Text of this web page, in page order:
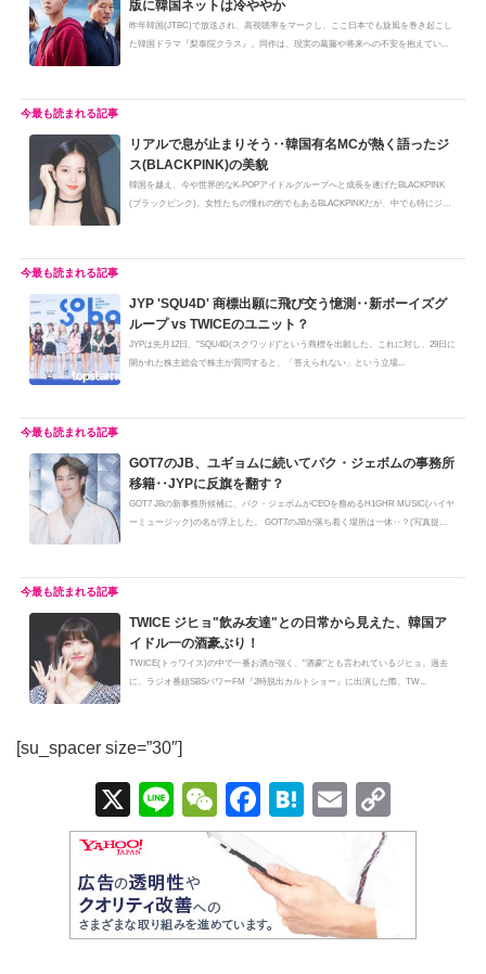
版に韓国ネットは冷ややか
昨年韓国(JTBC)で放送され、高視聴率をマークし、ここ日本でも旋風を巻き起こし
た韓国ドラマ『梨泰院クラス』。同作は、現実の葛藤や将来への不安を抱えてい...
リアルで息が止まりそう‥韓国有名MCが熱く語ったジ
ス(BLACKPINK)の美貌
韓国を越え、今や世界的なK-POPアイドルグループへと成長を遂げたBLACKPINK
(ブラックピンク)。女性たちの憧れの的でもあるBLACKPINKだが、中でも特にジス
JYP 'SQU4D' 商標出願に飛び交う憶測‥新ボーイズグ
ループ vs TWICEのユニット？
JYPは先月12日、"SQU4D(スクワッド)"という商標を出願した。これに対し、29日に
開かれた株主総会で株主が質問すると、「答えられない」という立場...
GOT7のJB、ユギョムに続いてパク・ジェボムの事務所
移籍‥JYPに反旗を翻す？
GOT7 JBの新事務所候補に、パク・ジェボムがCEOを務めるH1GHR MUSIC(ハイヤ
ーミュージック)の名が浮上した。 GOT7のJBが落ち着く場所は一体‥？(写真提
TWICE ジヒョ"飲み友達"との日常から見えた、韓国ア
イドル一の酒豪ぶり！
TWICE(トゥワイス)の中で一番お酒が強く、"酒豪"とも言われているジヒョ。過去
に、ラジオ番組SBSパワーFM『2時脱出カルトショー』に出演した際、TW...
[su_spacer size=”30″]
X
Li
n
e
W
e
C
at
F
a
c
e
b
H
at
e
n
a
E
m
ail
o
Li